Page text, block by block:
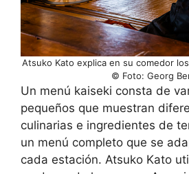
Atsuko Kato explica en su comedor
© Foto: Georg
Un menú kaiseki consta de
pequeños que muestran
culinarias e ingredientes de
un menú completo que se
cada estación. Atsuko Kato